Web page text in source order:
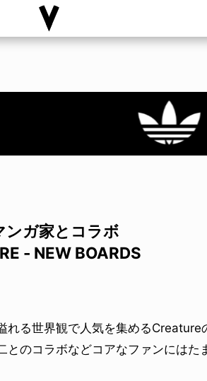
ンガ家とコラボ
- NEW BOARDS
れる世界観で人気を集めるCreature
とのコラボなどコアなファンにはた